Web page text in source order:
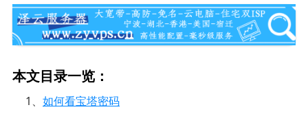
本文目录一览：
1、如何看宝塔密码